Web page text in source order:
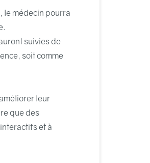
le médecin pourra
suivies de
soit comme
leur
que des
et à